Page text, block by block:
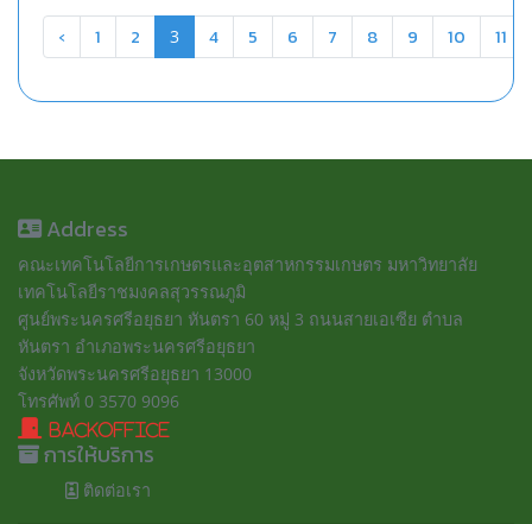
‹ 1 2 3 4 5 6 7 8 9 10 11
Address
คณะเทคโนโลยีการเกษตรและอุตสาหกรรมเกษตร มหาวิทยาลัย
เทคโนโลยีราชมงคลสุวรรณภูมิ
ศูนย์พระนครศรีอยุธยา หันตรา 60 หมู่ 3 ถนนสายเอเซีย ตำบล
หันตรา อำเภอพระนครศรีอยุธยา
จังหวัดพระนครศรีอยุธยา 13000
โทรศัพท์ 0 3570 9096
BackOffice
การให้บริการ
ติดต่อเรา